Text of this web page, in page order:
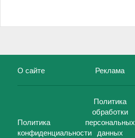
О сайте Реклама
Политика
конфиденциальности
Политика
обработки
персональных
данных